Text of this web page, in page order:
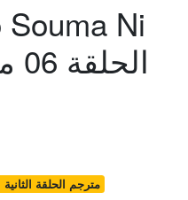
Ni
prison break season 1 مترجم الحلقة الثانية